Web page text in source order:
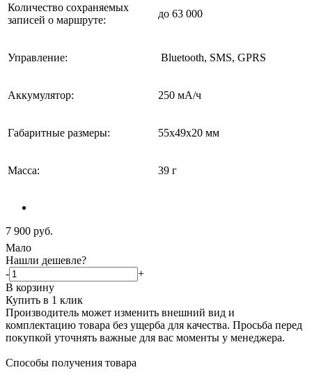
Количество сохраняемых
записей о маршруте:
до 63 000
Управление: Bluetooth, SMS, GPRS
Аккумулятор: 250 мА/ч
Габаритные размеры: 55х49х20 мм
Масcа: 39 г
7 900 руб.
Мало
Нашли дешевле?
-
+
В корзину
Купить в 1 клик
Производитель может изменить внешний вид и
комплектацию товара без ущерба для качества. Просьба перед
покупкой уточнять важные для вас моменты у менеджера.
Способы получения товара